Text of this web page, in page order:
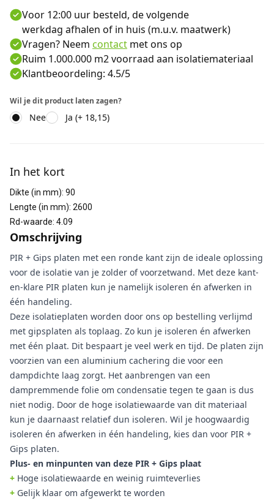
Voor 12:00 uur besteld, de volgende
werkdag afhalen of in huis (m.u.v. maatwerk)
Vragen? Neem contact met ons op
Ruim 1.000.000 m2 voorraad aan isolatiemateriaal
Klantbeoordeling: 4.5/5
Wil je dit product laten zagen?
Nee Ja (+ 18,15)
In het kort
Dikte (in mm): 90
Lengte (in mm): 2600
Rd-waarde: 4.09
Omschrijving
PIR + Gips platen met een ronde kant zijn de ideale oplossing
voor de isolatie van je zolder of voorzetwand. Met deze kant-
en-klare PIR platen kun je namelijk isoleren én afwerken in
één handeling.
Deze isolatieplaten worden door ons op bestelling verlijmd
met gipsplaten als toplaag. Zo kun je isoleren én afwerken
met één plaat. Dit bespaart je veel werk en tijd. De platen zijn
voorzien van een aluminium cachering die voor een
dampdichte laag zorgt. Het aanbrengen van een
dampremmende folie om condensatie tegen te gaan is dus
niet nodig. Door de hoge isolatiewaarde van dit materiaal
kun je daarnaast relatief dun isoleren. Wil je hoogwaardig
isoleren én afwerken in één handeling, kies dan voor PIR +
Gips platen.
Plus- en minpunten van deze PIR + Gips plaat
+ Hoge isolatiewaarde en weinig ruimteverlies
+ Gelijk klaar om afgewerkt te worden